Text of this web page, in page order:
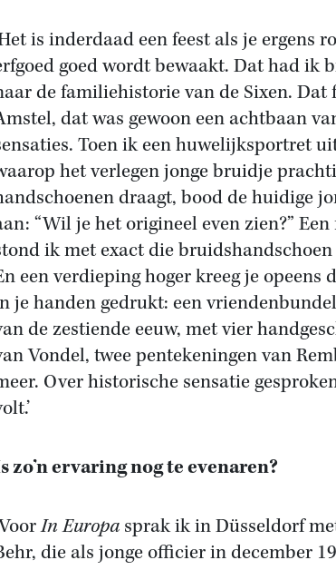
is inderdaad een feest als je ergens
goed wordt bewaakt. Dat had ik
de familiehistorie van de Sixen.
dat was gewoon een achtbaan
Toen ik een huwelijksportret
het verlegen jonge bruidje
draagt, bood de huidige
“Wil je het origineel even zien?”
ik met exact die
een verdieping hoger kreeg je opeens
je handen gedrukt: een
de zestiende eeuw, met vier
Vondel, twee pentekeningen van
Over historische sensatie
zo’n ervaring nog te evenaren?
In Europasprak ik in Düsseldorf
die als jonge officier in december